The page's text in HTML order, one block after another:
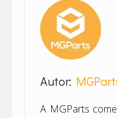
Autor:
A MGParts